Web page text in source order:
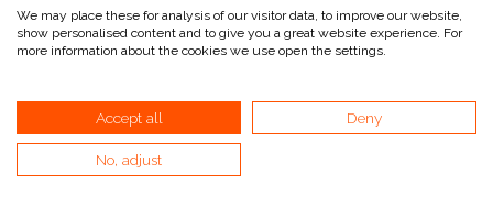
Stato :Polvere
We may place these for analysis of our visitor data, to improve our website,
show personalised content and to give you a great website experience. For
more information about the cookies we use open the settings.
Accept all Deny
No, adjust